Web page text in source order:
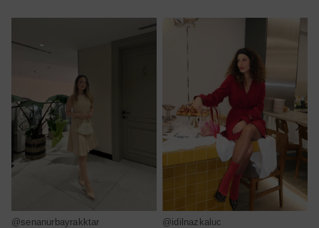
@senanurbayrakktar @idilnazkaluc